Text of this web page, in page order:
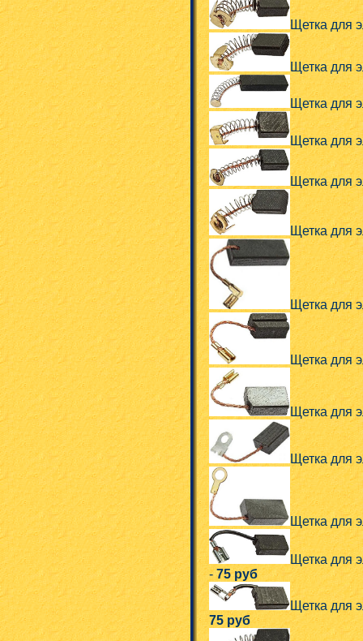
Щетка для
Щетка для
Щетка для
Щетка для
Щетка для
Щетка для
Щетка для
Щетка для
Щетка для
Щетка для
Щетка для
Щетка для
-75 руб
Щетка для
75 руб